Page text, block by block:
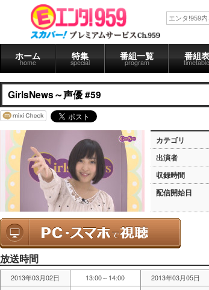
ホーム
home
特集
special
番組一覧
program
番組表
timetable
GirlsNews～声優 #59
カテゴリ
出演者
収録時間
配信開始日
放送時間
2013年03月02日 13:00～14:00 2013年03月05日